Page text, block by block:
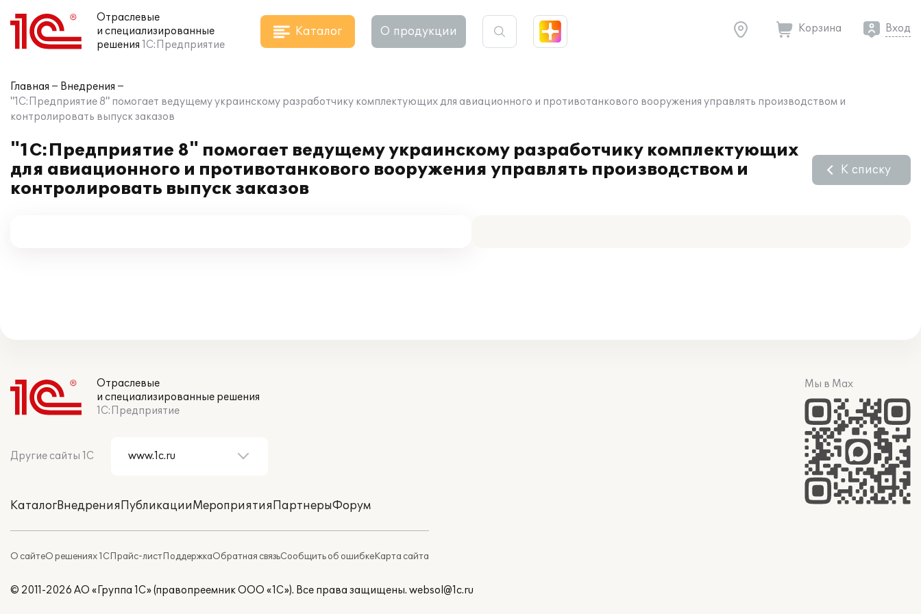
Отраслевые
и специализированные
решения 1С:Предприятие
Каталог О продукции Корзина Вход
Главная
Внедрения
"1С:Предприятие 8" помогает ведущему украинскому разработчику комплектующих для авиационного и противотанкового вооружения управлять производством и
контролировать выпуск заказов
"1С:Предприятие 8" помогает ведущему украинскому разработчику комплектующих
для авиационного и противотанкового вооружения управлять производством и
контролировать выпуск заказов
К списку
Отраслевые
и специализированные решения
1С:Предприятие
Другие сайты 1С
КаталогВнедренияПубликацииМероприятияПартнерыФорум
О сайтеО решениях 1СПрайс-листПоддержкаОбратная связьСообщить об ошибкеКарта сайта
Мы в Max
© 2011-2026 АО «Группа 1С» (правопреемник ООО «1С»). Все права защищены. websol@1c.ru